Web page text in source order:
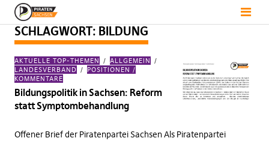
SCHLAGWORT: BILDUNG
AKTUELLE TOP-THEMEN
ALLGEMEIN
LANDESVERBAND
POSITIONEN /
KOMMENTARE
Bildungspolitik in Sachsen: Reform
statt Symptombehandlung
Offener Brief der Piratenpartei Sachsen Als Piratenpartei